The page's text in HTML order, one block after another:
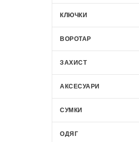
КЛЮЧКИ
ВОРОТАР
ЗАХИСТ
АКСЕСУАРИ
СУМКИ
ОДЯГ